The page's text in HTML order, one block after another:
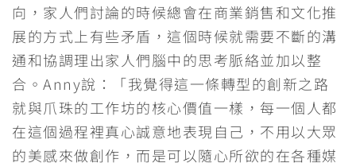
向，家人們討論的時候總會在商業銷售和文化推
展的方式上有些矛盾，這個時候就需要不斷的溝
通和協調理出家人們腦中的思考脈絡並加以整
合。Anny說：「我覺得這一條轉型的創新之路
就與爪珠的工作坊的核心價值一樣，每一個人都
在這個過程裡真心誠意地表現自己，不用以大眾
的美感來做創作，而是可以隨心所欲的在各種媒